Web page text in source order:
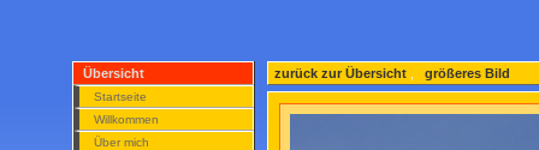
Übersicht
Startseite
Willkommen
Über mich
zurück zur Übersicht größeres Bild